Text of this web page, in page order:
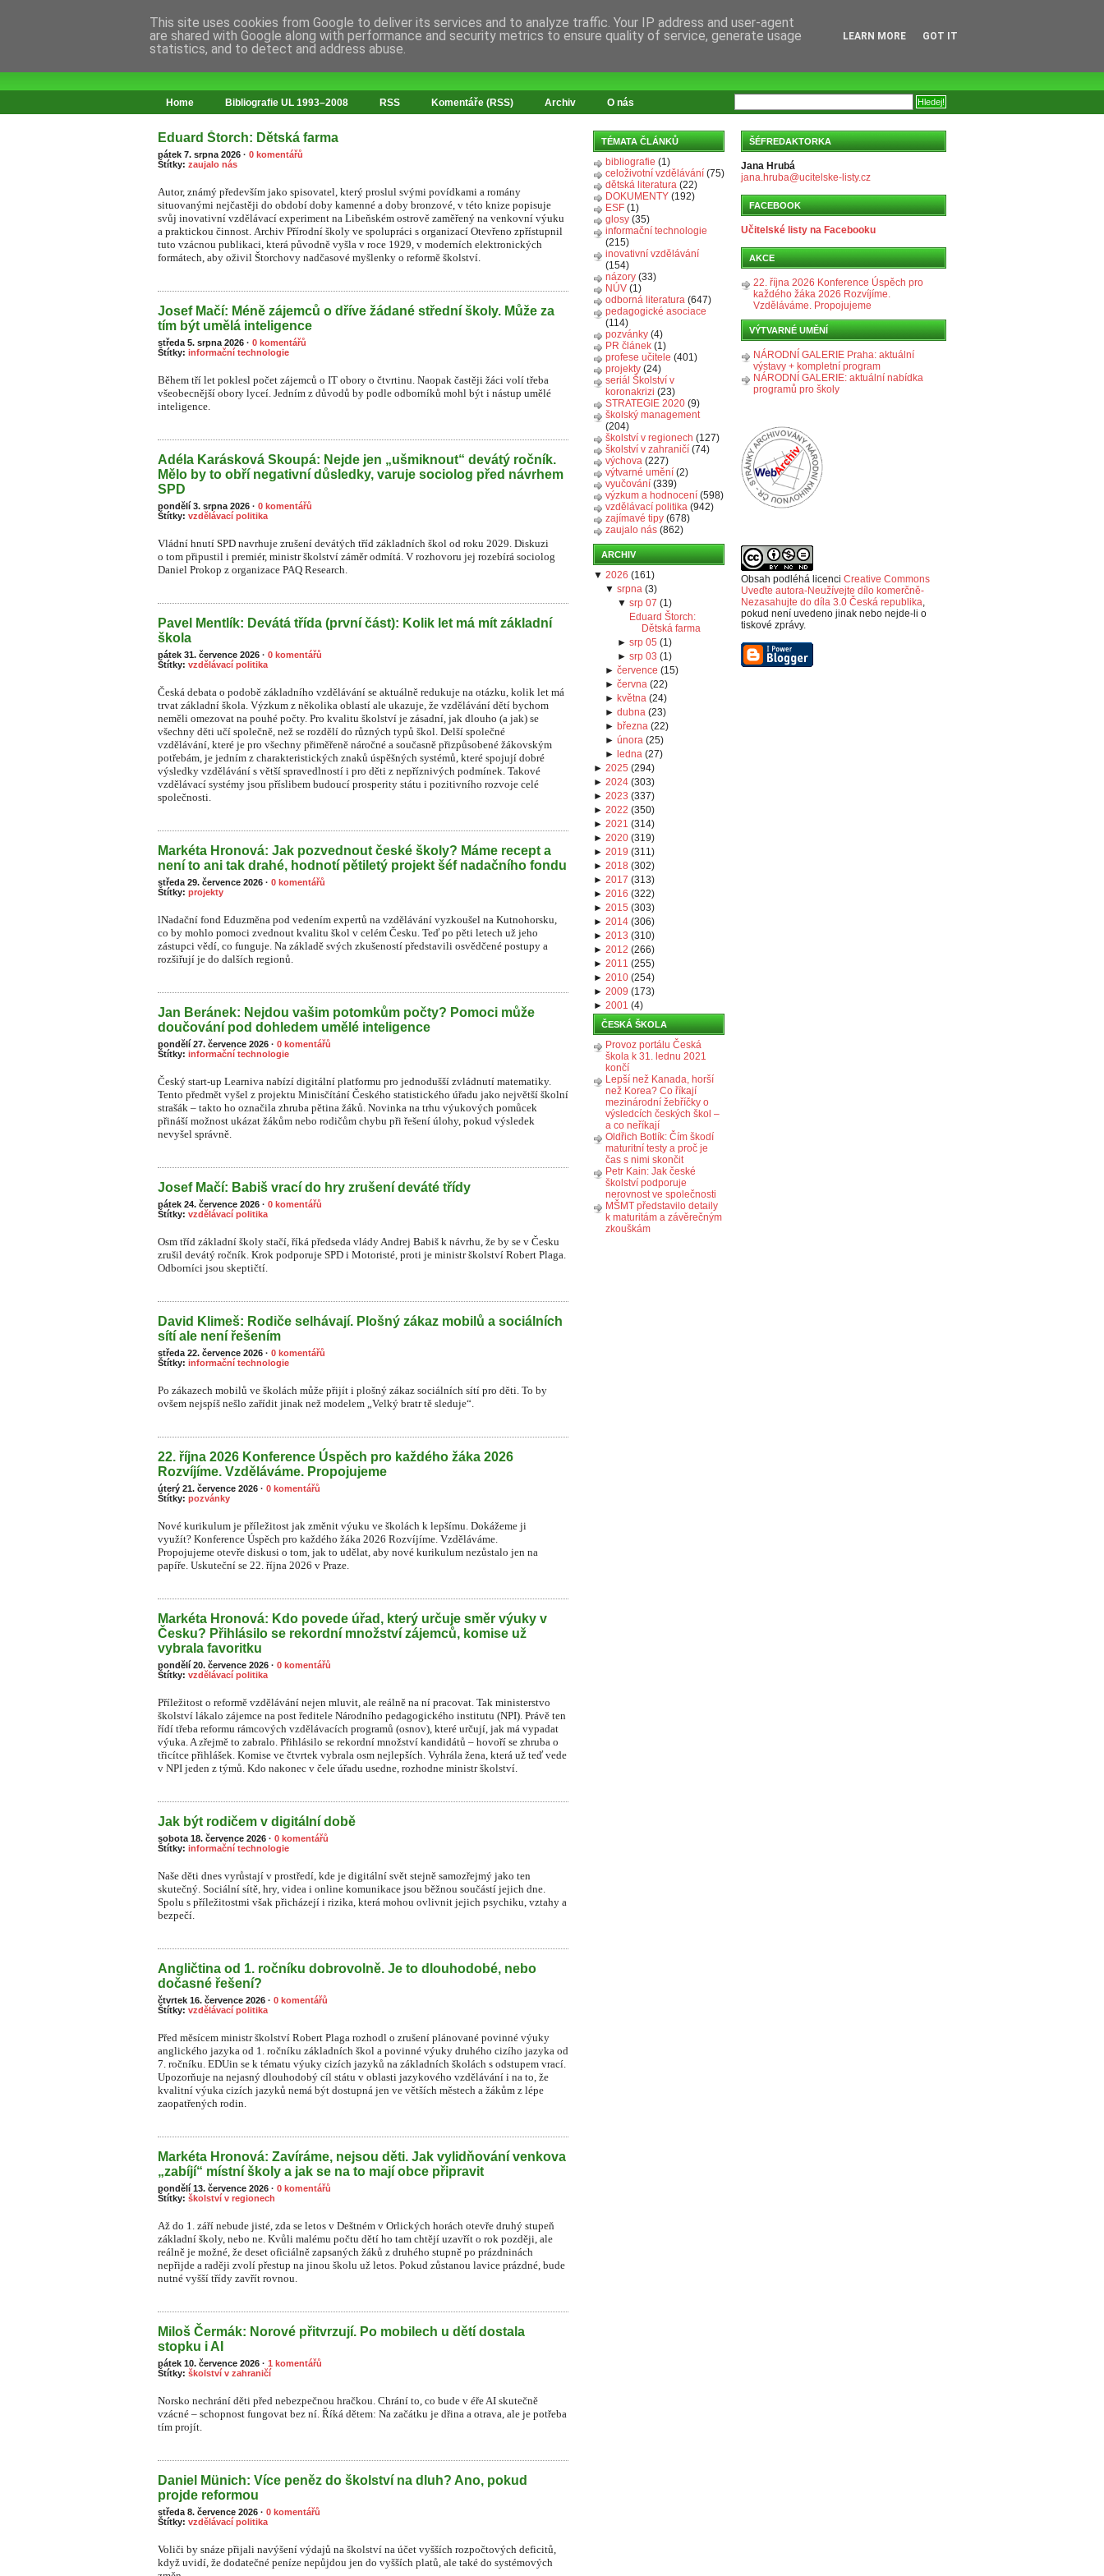
Home Bibliografie UL 1993–2008 RSS Komentáře (RSS) Archiv O nás
Eduard Štorch: Dětská farma
pátek 7. srpna 2026 · 0 komentářů
Štítky: zaujalo nás
Autor, známý především jako spisovatel, který proslul svými povídkami a romány
situovanými nejčastěji do období doby kamenné a doby bronzové, v této knize popisuje
svůj inovativní vzdělávací experiment na Libeňském ostrově zaměřený na venkovní výuku
a praktickou činnost. Archiv Přírodní školy ve spolupráci s organizací Otevřeno zpřístupnil
tuto vzácnou publikaci, která původně vyšla v roce 1929, v moderních elektronických
formátech, aby oživil Štorchovy nadčasové myšlenky o reformě školství.
Josef Mačí: Méně zájemců o dříve žádané střední školy. Může za
tím být umělá inteligence
středa 5. srpna 2026 · 0 komentářů
Štítky: informační technologie
Během tří let poklesl počet zájemců o IT obory o čtvrtinu. Naopak častěji žáci volí třeba
všeobecnější obory lyceí. Jedním z důvodů by podle odborníků mohl být i nástup umělé
inteligence.
Adéla Karásková Skoupá: Nejde jen „ušmiknout“ devátý ročník.
Mělo by to obří negativní důsledky, varuje sociolog před návrhem
SPD
pondělí 3. srpna 2026 · 0 komentářů
Štítky: vzdělávací politika
Vládní hnutí SPD navrhuje zrušení devátých tříd základních škol od roku 2029. Diskuzi
o tom připustil i premiér, ministr školství záměr odmítá. V rozhovoru jej rozebírá sociolog
Daniel Prokop z organizace PAQ Research.
Pavel Mentlík: Devátá třída (první část): Kolik let má mít základní
škola
pátek 31. července 2026 · 0 komentářů
Štítky: vzdělávací politika
Česká debata o podobě základního vzdělávání se aktuálně redukuje na otázku, kolik let má
trvat základní škola. Výzkum z několika oblastí ale ukazuje, že vzdělávání dětí bychom
neměli omezovat na pouhé počty. Pro kvalitu školství je zásadní, jak dlouho (a jak) se
všechny děti učí společně, než se rozdělí do různých typů škol. Delší společné
vzdělávání, které je pro všechny přiměřeně náročné a současně přizpůsobené žákovským
potřebám, je jedním z charakteristických znaků úspěšných systémů, které spojují dobré
výsledky vzdělávání s větší spravedlností i pro děti z nepříznivých podmínek. Takové
vzdělávací systémy jsou příslibem budoucí prosperity státu i pozitivního rozvoje celé
společnosti.
Markéta Hronová: Jak pozvednout české školy? Máme recept a
není to ani tak drahé, hodnotí pětiletý projekt šéf nadačního fondu
středa 29. července 2026 · 0 komentářů
Štítky: projekty
lNadační fond Eduzměna pod vedením expertů na vzdělávání vyzkoušel na Kutnohorsku,
co by mohlo pomoci zvednout kvalitu škol v celém Česku. Teď po pěti letech už jeho
zástupci vědí, co funguje. Na základě svých zkušeností představili osvědčené postupy a
rozšiřují je do dalších regionů.
Jan Beránek: Nejdou vašim potomkům počty? Pomoci může
doučování pod dohledem umělé inteligence
pondělí 27. července 2026 · 0 komentářů
Štítky: informační technologie
Český start-up Learniva nabízí digitální platformu pro jednodušší zvládnutí matematiky.
Tento předmět vyšel z projektu Minisčítání Českého statistického úřadu jako největší školní
strašák – takto ho označila zhruba pětina žáků. Novinka na trhu výukových pomůcek
přináší možnost ukázat žákům nebo rodičům chybu při řešení úlohy, pokud výsledek
nevyšel správně.
Josef Mačí: Babiš vrací do hry zrušení deváté třídy
pátek 24. července 2026 · 0 komentářů
Štítky: vzdělávací politika
Osm tříd základní školy stačí, říká předseda vlády Andrej Babiš k návrhu, že by se v Česku
zrušil devátý ročník. Krok podporuje SPD i Motoristé, proti je ministr školství Robert Plaga.
Odborníci jsou skeptičtí.
David Klimeš: Rodiče selhávají. Plošný zákaz mobilů a sociálních
sítí ale není řešením
středa 22. července 2026 · 0 komentářů
Štítky: informační technologie
Po zákazech mobilů ve školách může přijít i plošný zákaz sociálních sítí pro děti. To by
ovšem nejspíš nešlo zařídit jinak než modelem „Velký bratr tě sleduje“.
22. října 2026 Konference Úspěch pro každého žáka 2026
Rozvíjíme. Vzděláváme. Propojujeme
úterý 21. července 2026 · 0 komentářů
Štítky: pozvánky
Nové kurikulum je příležitost jak změnit výuku ve školách k lepšímu. Dokážeme ji
využít? Konference Úspěch pro každého žáka 2026 Rozvíjíme. Vzděláváme.
Propojujeme otevře diskusi o tom, jak to udělat, aby nové kurikulum nezůstalo jen na
papíře. Uskuteční se 22. října 2026 v Praze.
Markéta Hronová: Kdo povede úřad, který určuje směr výuky v
Česku? Přihlásilo se rekordní množství zájemců, komise už
vybrala favoritku
pondělí 20. července 2026 · 0 komentářů
Štítky: vzdělávací politika
Příležitost o reformě vzdělávání nejen mluvit, ale reálně na ní pracovat. Tak ministerstvo
školství lákalo zájemce na post ředitele Národního pedagogického institutu (NPI). Právě ten
řídí třeba reformu rámcových vzdělávacích programů (osnov), které určují, jak má vypadat
výuka. A zřejmě to zabralo. Přihlásilo se rekordní množství kandidátů – hovoří se zhruba o
třicítce přihlášek. Komise ve čtvrtek vybrala osm nejlepších. Vyhrála žena, která už teď vede
v NPI jeden z týmů. Kdo nakonec v čele úřadu usedne, rozhodne ministr školství.
Jak být rodičem v digitální době
sobota 18. července 2026 · 0 komentářů
Štítky: informační technologie
Naše děti dnes vyrůstají v prostředí, kde je digitální svět stejně samozřejmý jako ten
skutečný. Sociální sítě, hry, videa i online komunikace jsou běžnou součástí jejich dne.
Spolu s příležitostmi však přicházejí i rizika, která mohou ovlivnit jejich psychiku, vztahy a
bezpečí.
Angličtina od 1. ročníku dobrovolně. Je to dlouhodobé, nebo
dočasné řešení?
čtvrtek 16. července 2026 · 0 komentářů
Štítky: vzdělávací politika
Před měsícem ministr školství Robert Plaga rozhodl o zrušení plánované povinné výuky
anglického jazyka od 1. ročníku základních škol a povinné výuky druhého cizího jazyka od
7. ročníku. EDUin se k tématu výuky cizích jazyků na základních školách s odstupem vrací.
Upozorňuje na nejasný dlouhodobý cíl státu v oblasti jazykového vzdělávání i na to, že
kvalitní výuka cizích jazyků nemá být dostupná jen ve větších městech a žákům z lépe
zaopatřených rodin.
Markéta Hronová: Zavíráme, nejsou děti. Jak vylidňování venkova
„zabíjí“ místní školy a jak se na to mají obce připravit
pondělí 13. července 2026 · 0 komentářů
Štítky: školství v regionech
Až do 1. září nebude jisté, zda se letos v Deštném v Orlických horách otevře druhý stupeň
základní školy, nebo ne. Kvůli malému počtu dětí ho tam chtějí uzavřít o rok později, ale
reálně je možné, že deset oficiálně zapsaných žáků z druhého stupně po prázdninách
nepřijde a raději zvolí přestup na jinou školu už letos. Pokud zůstanou lavice prázdné, bude
nutné vyšší třídy zavřít rovnou.
Miloš Čermák: Norové přitvrzují. Po mobilech u dětí dostala
stopku i AI
pátek 10. července 2026 · 1 komentářů
Štítky: školství v zahraničí
Norsko nechrání děti před nebezpečnou hračkou. Chrání to, co bude v éře AI skutečně
vzácné – schopnost fungovat bez ní. Říká dětem: Na začátku je dřina a otrava, ale je potřeba
tím projít.
Daniel Münich: Více peněz do školství na dluh? Ano, pokud
projde reformou
středa 8. července 2026 · 0 komentářů
Štítky: vzdělávací politika
Voliči by snáze přijali navýšení výdajů na školství na účet vyšších rozpočtových deficitů,
když uvidí, že dodatečné peníze nepůjdou jen do vyšších platů, ale také do systémových
TÉMATA ČLÁNKŮ
bibliografie (1)
celoživotní vzdělávání (75)
dětská literatura (22)
DOKUMENTY (192)
ESF (1)
glosy (35)
informační technologie
(215)
inovativní vzdělávání
(154)
názory (33)
NÚV (1)
odborná literatura (647)
pedagogické asociace
(114)
pozvánky (4)
PR článek (1)
profese učitele (401)
projekty (24)
seriál Školství v
koronakrizi (23)
STRATEGIE 2020 (9)
školský management
(204)
školství v regionech (127)
školství v zahraničí (74)
výchova (227)
výtvarné umění (2)
vyučování (339)
výzkum a hodnocení (598)
vzdělávací politika (942)
zajímavé tipy (678)
zaujalo nás (862)
ARCHIV
▼ 2026 (161)
▼srpna (3)
▼ srp 07 (1)
Eduard Štorch:
Dětská farma
► srp 05 (1)
► srp 03 (1)
►července (15)
►června (22)
► května (24)
►dubna (23)
► března (22)
►února (25)
► ledna (27)
► 2025 (294)
► 2024 (303)
► 2023 (337)
► 2022 (350)
► 2021 (314)
► 2020 (319)
► 2019 (311)
► 2018 (302)
► 2017 (313)
► 2016 (322)
► 2015 (303)
► 2014 (306)
► 2013 (310)
► 2012 (266)
► 2011 (255)
► 2010 (254)
► 2009 (173)
► 2001 (4)
ČESKÁ ŠKOLA
Provoz portálu Česká
škola k 31. lednu 2021
končí
Lepší než Kanada, horší
než Korea? Co říkají
mezinárodní žebříčky o
výsledcích českých škol –
a co neříkají
Oldřich Botlík: Čím škodí
maturitní testy a proč je
čas s nimi skončit
Petr Kain: Jak české
školství podporuje
nerovnost ve společnosti
MŠMT představilo detaily
k maturitám a závěrečným
zkouškám
ŠÉFREDAKTORKA
Jana Hrubá
jana.hruba@ucitelske-listy.cz
FACEBOOK
Učitelské listy na Facebooku
AKCE
22. října 2026 Konference Úspěch pro
každého žáka 2026 Rozvíjíme.
Vzděláváme. Propojujeme
VÝTVARNÉ UMĚNÍ
NÁRODNÍ GALERIE Praha: aktuální
výstavy + kompletní program
NÁRODNÍ GALERIE: aktuální nabídka
programů pro školy
Obsah podléhá licenci Creative Commons
Uveďte autora-Neužívejte dílo komerčně-
Nezasahujte do díla 3.0 Česká republika,
pokud není uvedeno jinak nebo nejde-li o
tiskové zprávy.
This site uses cookies from Google to deliver its services and to analyze traffic. Your IP address and user-agent
are shared with Google along with performance and security metrics to ensure quality of service, generate usage
statistics, and to detect and address abuse.
LEARN MORE GOT IT